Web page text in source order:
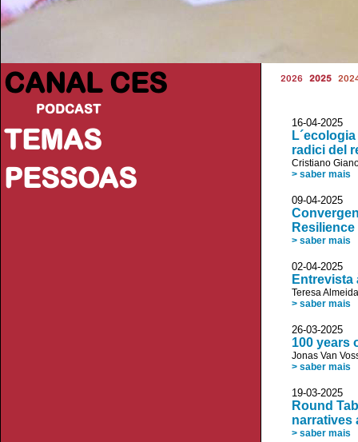
CANAL CES
PODCAST
TEMAS
PESSOAS
2026 2025
16-04-
radici del
Cristiano
> saber mais
09-04-
> saber mais
02-04-
Entrevista
Teresa
> saber mais
26-03-
100 years
Jonas Van
> saber mais
19-03-
Round
narratives
> saber mais